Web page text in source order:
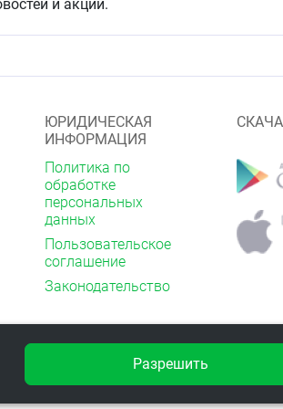
дозы
в кожу 1 раз/сут, при сильных
втирания, обычно проходит
— кожные аллергические реакции,
рекомендуется предварительно
на кожу для определения
лекарственными
взаимодействии препарата с
и акций.
ЮРИДИЧЕСКАЯ
ИНФОРМАЦИЯ
Политика по
обработке
персональных
данных
Пользовательское
соглашение
Законодательство
Разрешить